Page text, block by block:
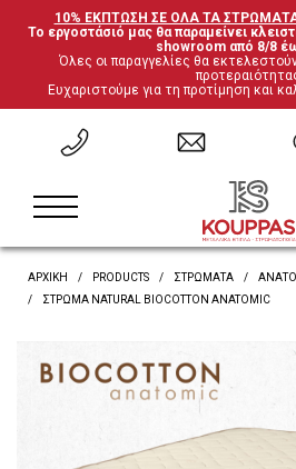
10% ΕΚΠΤΩΣΗ ΣΕ ΟΛΑ ΤΑ
Το εργοστάσιό μας θα παραμείνει
showroom από 8/8
Όλες οι παραγγελίες θα
Ευχαριστούμε για τη προτίμηση και
ΕΠΙΣΤΡΟΦΗ
Σετ Υπνοδωματίου
Κρεβάτια Ξύλο-Μέταλλο
Ντυμένα Κρεβάτια
Κρεβάτια με αποθηκευτικό χώρο
ΕΠΙΣΤΡΟΦΗ
Ανατομικά
Βρες το στρώμα σου
ΕΠΙΣΤΡΟΦΗ
Καρέκλες
Γραφεία
'Επιπλα τηλεόρασης
ΕΠΙΣΤΡΟΦΗ
Έπιπλα ξενοδοχείου
ΑΡΧΙΚΗ PRODUCTS ΣΤΡΏΜΑΤΑ
ΣΤΡΏΜΑ NATURAL BIOCOTTON ANATOMIC